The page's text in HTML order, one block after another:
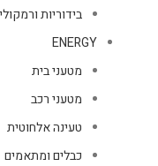
בידוריות
ENERGY
מטעני בית
מטעני רכב
טעינה אלחוטית
כבלים ומתאמים